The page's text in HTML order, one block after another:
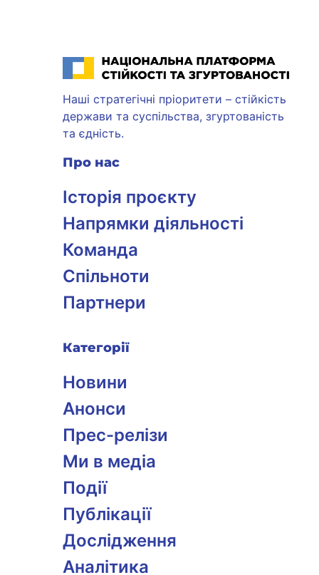
Національна платформа стійкості та згуртованості
Наші стратегічні пріоритети – стійкість
держави та суспільства, згуртованість
та єдність.
Про нас
Історія проєкту
Напрямки діяльності
Команда
Спільноти
Партнери
Категорії
Новини
Анонси
Прес-релізи
Ми в медіа
Події
Публікації
Дослідження
Аналітика